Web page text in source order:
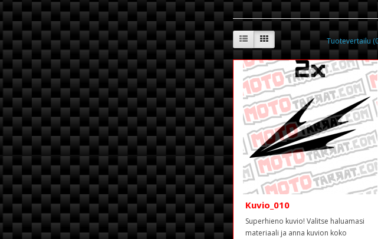
Tuotevertailu
Kuvio_010
Superhieno kuvio! Valitse haluamasi
materiaali ja anna kuvion koko